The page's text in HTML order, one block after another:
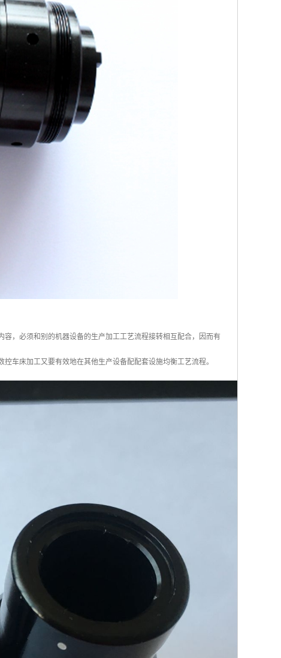
，必须和别的机器设备的生产加工工艺流程接转相互配合，因而有
车床加工又要有效地在其他生产设备配配套设施均衡工艺流程。